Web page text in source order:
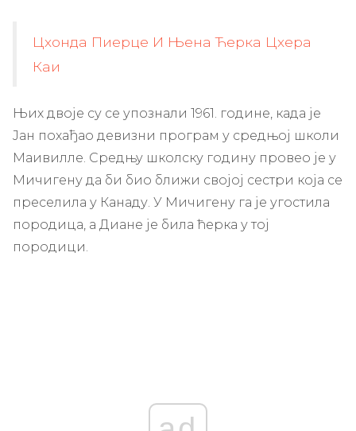
Цхонда Пиерце И Њена Ћерка Цхера
Каи
Њих двоје су се упознали 1961. године, када је
Јан похађао девизни програм у средњој школи
Маивилле. Средњу школску годину провео је у
Мичигену да би био ближи својој сестри која се
преселила у Канаду. У Мичигену га је угостила
породица, а Диане је била ћерка у тој
породици.